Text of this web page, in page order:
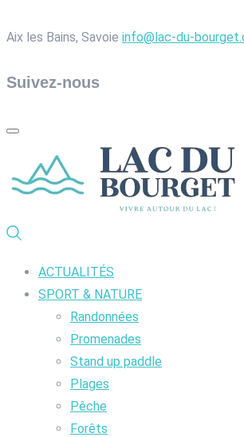
Aix les Bains, Savoie info@lac-du-
Suivez-nous
ACTUALITÉS
SPORT & NATURE
Randonnées
Promenades
Stand up paddle
Plages
Pêche
Forêts